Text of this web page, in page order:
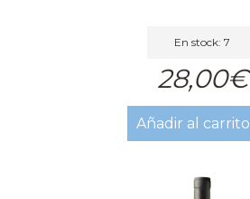
En stock: 7
28,00€
Añadir al carrito